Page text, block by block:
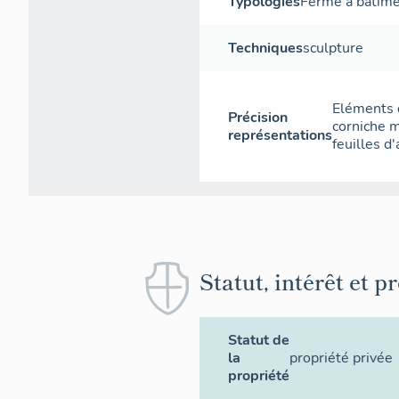
Techniquessculpture
Précision
représentations
Eléments
corniche
feuilles
Statut, intérêt et
Statut de
la
propriété
propriété privée